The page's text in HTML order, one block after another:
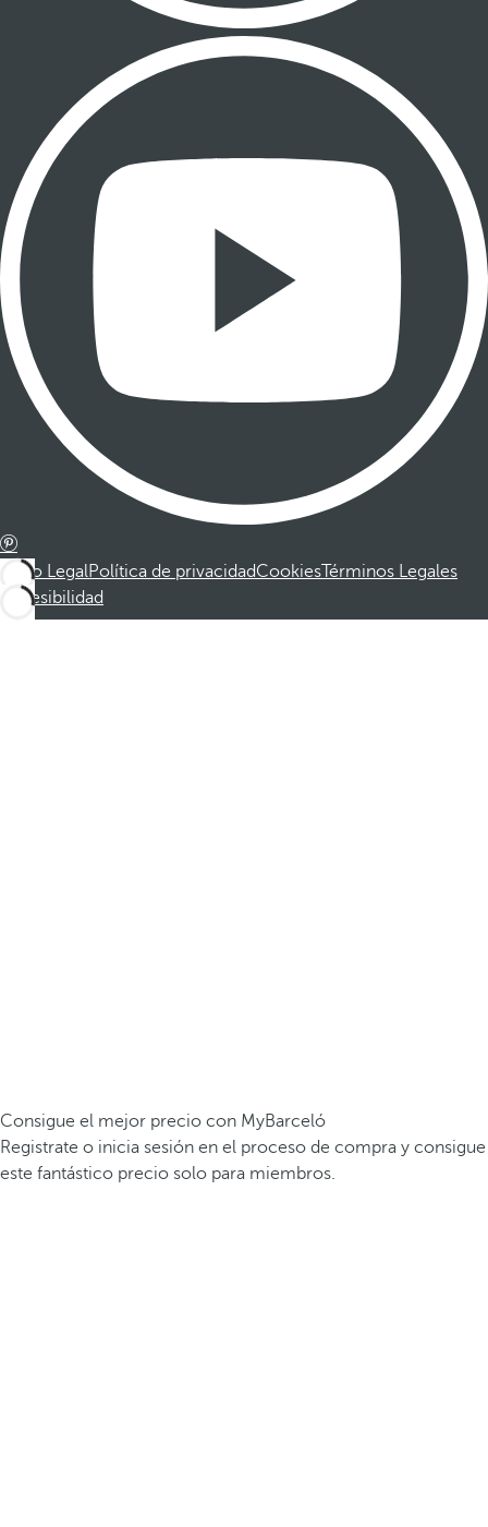
Aviso LegalPolítica de privacidadCookiesTérminos Legales
Accesibilidad
Consigue el mejor precio con MyBarceló
Registrate o inicia sesión en el proceso de compra y consigue
este fantástico precio solo para miembros.